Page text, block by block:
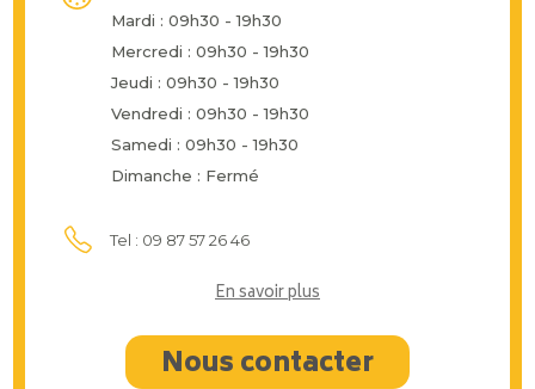
Mardi : 09h30 - 19h30
Mercredi : 09h30 - 19h30
Jeudi : 09h30 - 19h30
Vendredi : 09h30 - 19h30
Samedi : 09h30 - 19h30
Dimanche : Fermé
Tel : 09 87 57 26 46
En savoir plus
Nous contacter